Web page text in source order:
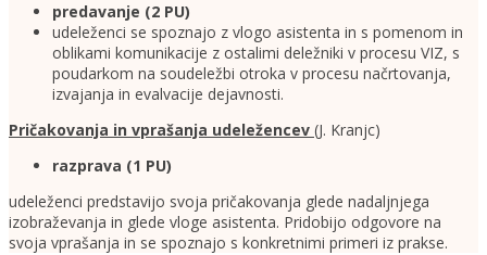
predavanje (2 PU)
udeleženci se spoznajo z vlogo asistenta in s pomenom in
oblikami komunikacije z ostalimi deležniki v procesu VIZ, s
poudarkom na soudeležbi otroka v procesu načrtovanja,
izvajanja in evalvacije dejavnosti.
Pričakovanja in vprašanja udeležencev (J. Kranjc)
razprava (1 PU)
udeleženci predstavijo svoja pričakovanja glede nadaljnjega
izobraževanja in glede vloge asistenta. Pridobijo odgovore na
svoja vprašanja in se spoznajo s konkretnimi primeri iz prakse.